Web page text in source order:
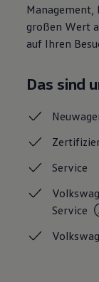
Management,
großen Wert
auf Ihren
Das sind
Service
Service